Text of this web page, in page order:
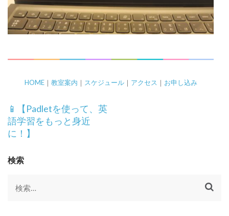
HOME｜ 教室案内 ｜ スケジュール｜ アクセス ｜ お申し込み
投
稿
ナ
ゲ
ー
シ
ョ
📱【Padletを使って、英
語学習をもっと身近
に！】
検索
検